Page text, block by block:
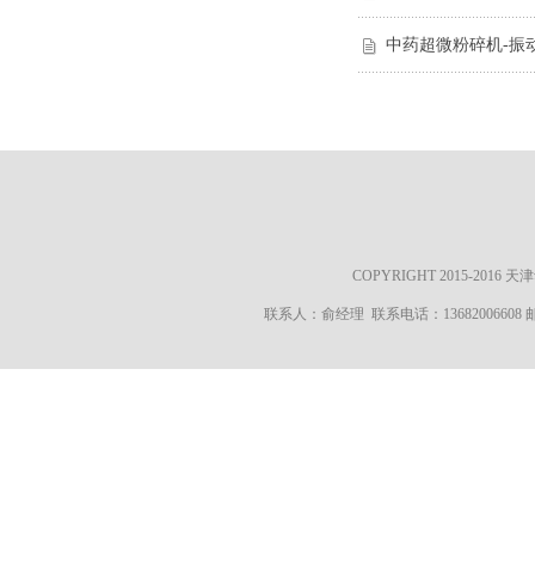
中药超微粉碎机-振
COPYRIGHT 2015-2016 天
联系人：俞经理 联系电话：13682006608